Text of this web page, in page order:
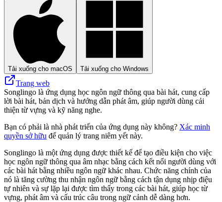
Tải xuống cho macOS Tải xuống cho Windows
Trang web
Songlingo là ứng dụng học ngôn ngữ thông qua bài hát, cung cấp
lời bài hát, bản dịch và hướng dẫn phát âm, giúp người dùng cải
thiện từ vựng và kỹ năng nghe.
Bạn có phải là nhà phát triển của ứng dụng này không? Xác minh
quyền sở hữu để quản lý trang niêm yết này.
Songlingo là một ứng dụng được thiết kế để tạo điều kiện cho việc
học ngôn ngữ thông qua âm nhạc bằng cách kết nối người dùng với
các bài hát bằng nhiều ngôn ngữ khác nhau. Chức năng chính của
nó là tăng cường thu nhận ngôn ngữ bằng cách tận dụng nhịp điệu
tự nhiên và sự lặp lại được tìm thấy trong các bài hát, giúp học từ
vựng, phát âm và cấu trúc câu trong ngữ cảnh dễ dàng hơn.